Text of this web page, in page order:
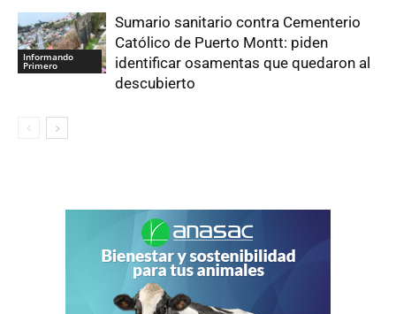
Informando
Primero
Sumario sanitario contra Cementerio
Católico de Puerto Montt: piden
identificar osamentas que quedaron al
descubierto